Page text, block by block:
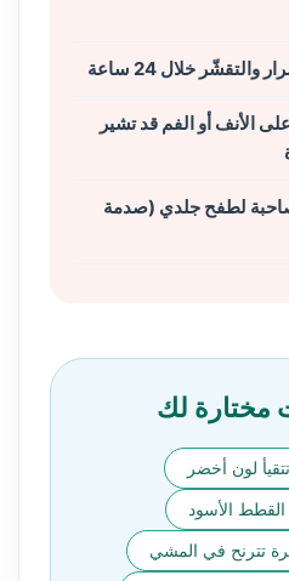
خلال 24 ساعة
الأنف أو الفم قد تشير
لطفح جلدي (صدمة
مختارة لك
لون أخضر
الأسود
تترنح في المشي